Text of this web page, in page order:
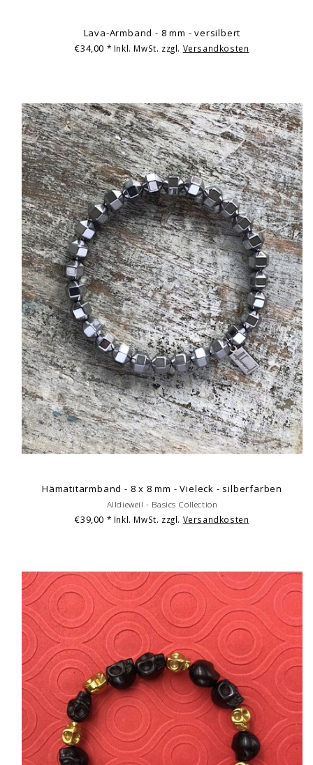
Lava-Armband - 8 mm - versilbert
€34,00 * Inkl. MwSt. zzgl. Versandkosten
Hämatitarmband - 8 x 8 mm - Vieleck - silberfarben
Alldieweil - Basics Collection
€39,00 * Inkl. MwSt. zzgl. Versandkosten